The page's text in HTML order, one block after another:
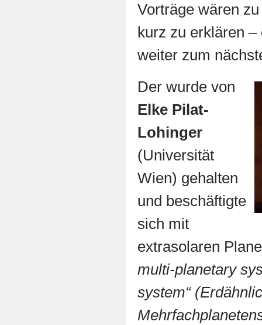
Vorträge wären
kurz zu erklären
weiter zum
Der wurde von
Elke Pilat-
Lohinger
(Universität
Wien) gehalten
und beschäftigte
sich mit
extrasolaren
multi-planetary
system“